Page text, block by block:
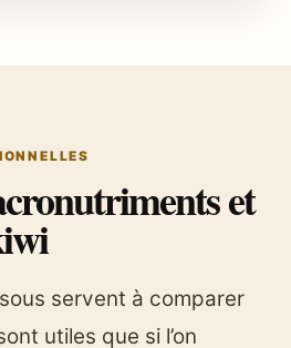
et
servent à comparer
utiles que si l’on